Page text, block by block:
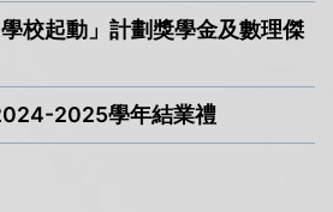
校起動」計劃獎學金及數理傑
2025學年結業禮